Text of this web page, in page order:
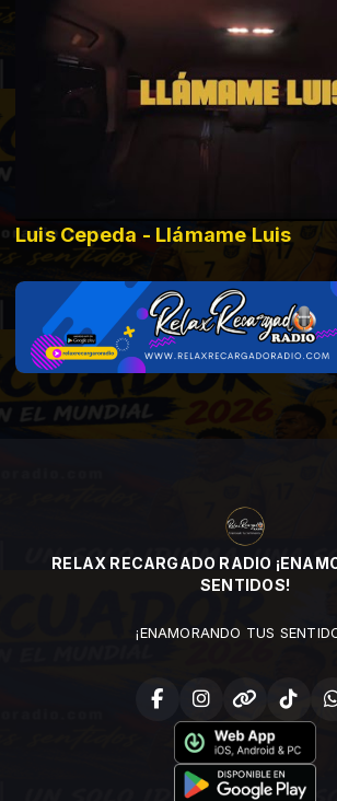
Luis Cepeda - Llámame Luis
RELAX RECARGADO RADIO
SENTIDOS!
¡ENAMORANDO TUS